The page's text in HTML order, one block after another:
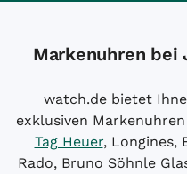
Markenuhren bei
watch.de bietet
exklusiven
Tag Heuer, Longines,
Rado, Bruno Söhnle